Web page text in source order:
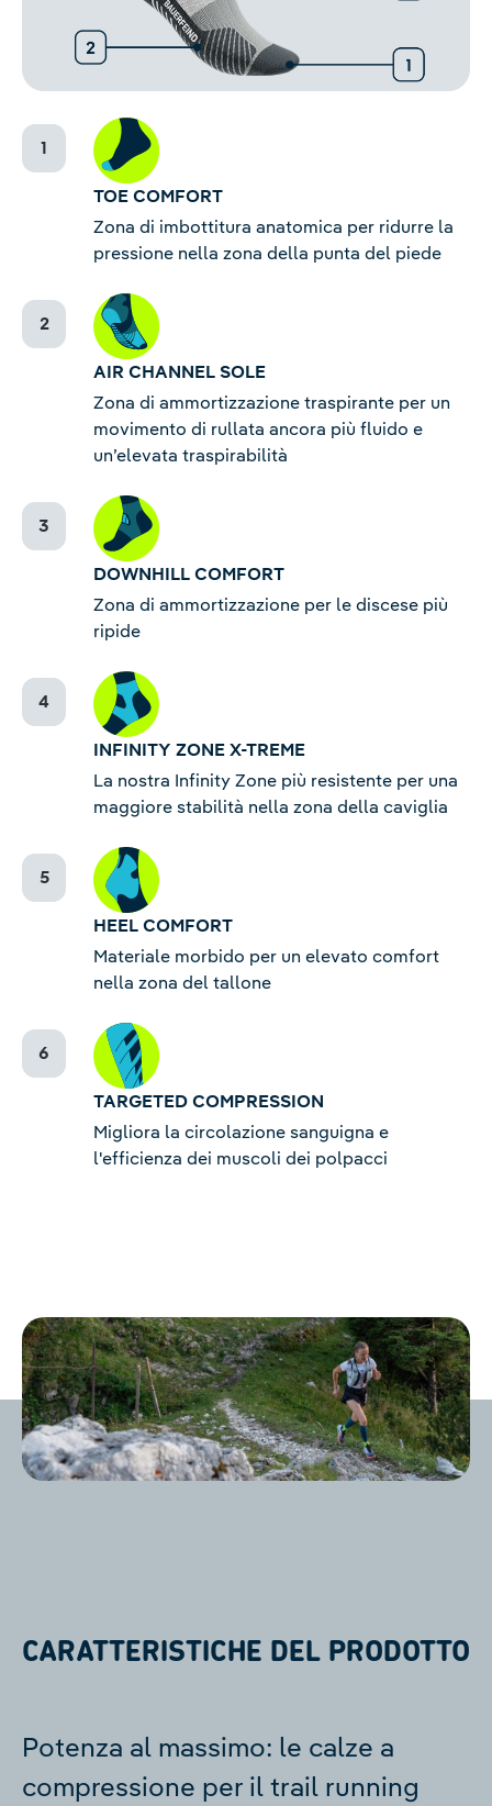
TOE COMFORT
Zona di imbottitura anatomica per ridurre la
pressione nella zona della punta del piede
AIR CHANNEL SOLE
Zona di ammortizzazione traspirante per un
movimento di rullata ancora più fluido e
un’elevata traspirabilità
DOWNHILL COMFORT
Zona di ammortizzazione per le discese più
ripide
INFINITY ZONE X-TREME
La nostra Infinity Zone più resistente per una
maggiore stabilità nella zona della caviglia
HEEL COMFORT
Materiale morbido per un elevato comfort
nella zona del tallone
TARGETED COMPRESSION
Migliora la circolazione sanguigna e
l'efficienza dei muscoli dei polpacci
CARATTERISTICHE DEL PRODOTTO
Potenza al massimo: le calze a
compressione per il trail running